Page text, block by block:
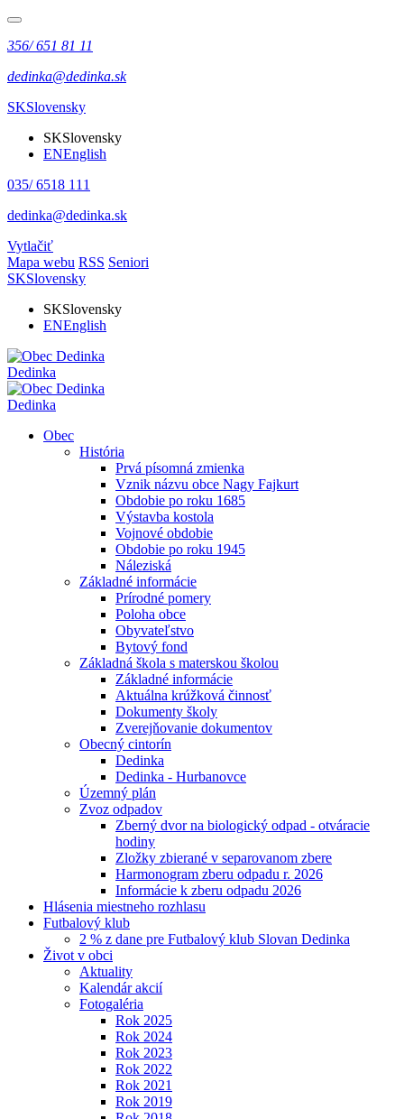
356/ 651 81 11
dedinka@dedinka.sk
SKSlovensky
SKSlovensky
ENEnglish
035/ 6518 111
dedinka@dedinka.sk
Vytlačiť
Mapa webu RSS Seniori
SKSlovensky
SKSlovensky
ENEnglish
Dedinka
Dedinka
Obec
História
Prvá písomná zmienka
Vznik názvu obce Nagy Fajkurt
Obdobie po roku 1685
Výstavba kostola
Vojnové obdobie
Obdobie po roku 1945
Náleziská
Základné informácie
Prírodné pomery
Poloha obce
Obyvateľstvo
Bytový fond
Základná škola s materskou školou
Základné informácie
Aktuálna krúžková činnosť
Dokumenty školy
Zverejňovanie dokumentov
Obecný cintorín
Dedinka
Dedinka - Hurbanovce
Územný plán
Zvoz odpadov
Zberný dvor na biologický odpad - otváracie
hodiny
Zložky zbierané v separovanom zbere
Harmonogram zberu odpadu r. 2026
Informácie k zberu odpadu 2026
Hlásenia miestneho rozhlasu
Futbalový klub
2 % z dane pre Futbalový klub Slovan Dedinka
Život v obci
Aktuality
Kalendár akcií
Fotogaléria
Rok 2025
Rok 2024
Rok 2023
Rok 2022
Rok 2021
Rok 2019